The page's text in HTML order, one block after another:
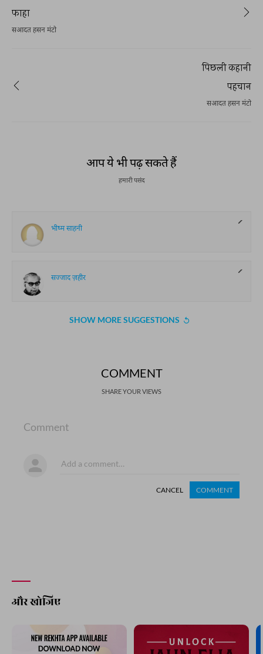
फाहा
सआदत हसन मंटो
पिछली कहानी
पहचान
सआदत हसन मंटो
आप ये भी पढ़ सकते हैं
हमारी पसंद
भीष्म साहनी
सज्जाद ज़हीर
SHOW MORE SUGGESTIONS
COMMENT
SHARE YOUR VIEWS
Comment
CANCEL COMMENT
और खोजिए